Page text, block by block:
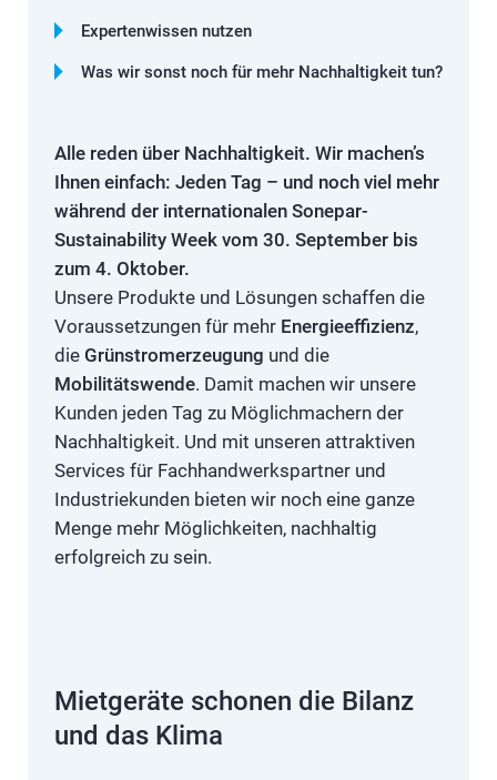
Expertenwissen nutzen
Was wir sonst noch für mehr Nachhaltigkeit tun?
Alle reden über Nachhaltigkeit. Wir machen’s
Ihnen einfach: Jeden Tag – und noch viel mehr
während der internationalen Sonepar-
Sustainability Week vom 30. September bis
zum 4. Oktober.
Unsere Produkte und Lösungen schaffen die
Voraussetzungen für mehr Energieeffizienz,
die Grünstromerzeugung und die
Mobilitätswende. Damit machen wir unsere
Kunden jeden Tag zu Möglichmachern der
Nachhaltigkeit. Und mit unseren attraktiven
Services für Fachhandwerkspartner und
Industriekunden bieten wir noch eine ganze
Menge mehr Möglichkeiten, nachhaltig
erfolgreich zu sein.
Mietgeräte schonen die Bilanz
und das Klima